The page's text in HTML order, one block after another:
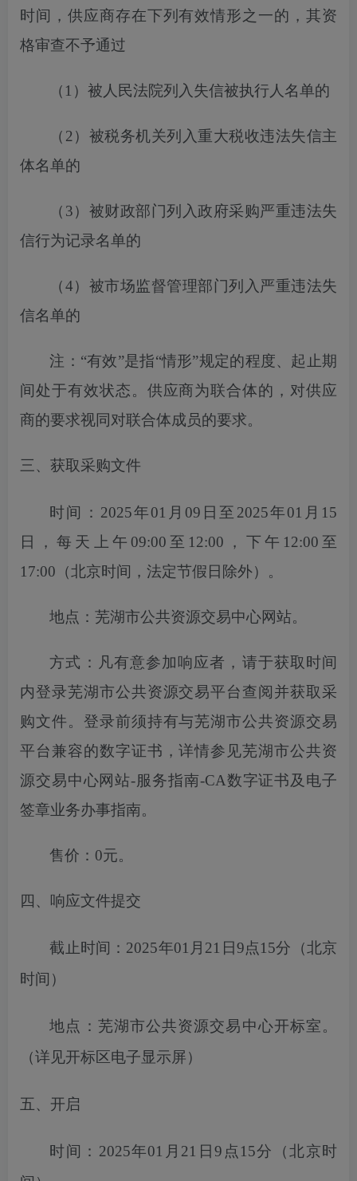
时间，供应商存在下列有效情形之一的，其资
格审查不予通过
（ 1）被人民法院列入失信被执行人名单的
（ 2） 被税务机关列入重大税收违法失信主
体名单的
（ 3）被财政部门列入政府采购严重违法失
信行为记录名单的
（4）被市场监督管理部门列入严重违法失
信名单的
注： “有效”是指“情形”规定的程度、起止期
间处于有效状态。供应商为联合体的，对供应
商的要求视同对联合体成员的要求。
三、获取采购文件
时间： 2025年01月09日至2025年01月15
日
，每天上午 09:00至12:00，下午12:00至
17:00（北京时间，法定节假日除外）。
地点：芜湖市公共资源交易中心网站。
方式：凡有意参加响应者，请于获取时间
内登录芜湖市公共资源交易平台查阅并获取采
购文件。登录前须持有与芜湖市公共资源交易
平台兼容的数字证书，详情参见芜湖市公共资
源交易中心网站-服务指南-CA数字证书及电子
签章业务办事指南。
售价：0元。
四、响应文件提交
截止时间： 2025年01月21日9点15分 （北京
时间）
地点： 芜湖市公共资源交易中心开标室。
（详见开标区电子显示屏）
五、开启
时间： 2025年01月21日9点15分
（北京时